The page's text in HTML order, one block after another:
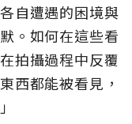
自遭遇的困境與
。如何在這些看
拍攝過程中反覆
西都能被看見，